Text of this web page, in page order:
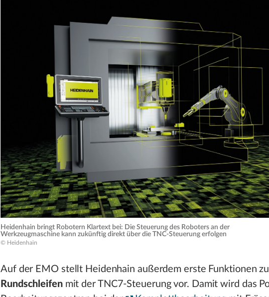
Heidenhain bringt Robotern Klartext bei: Die Steuerung des Roboters an der
Werkzeugmaschine kann zukünftig direkt über die TNC-Steuerung erfolgen
© Heidenhain
Auf der EMO stellt Heidenhain außerdem erste Funktionen
Rundschleifenmit der TNC7-Steuerung vor. Damit wird das